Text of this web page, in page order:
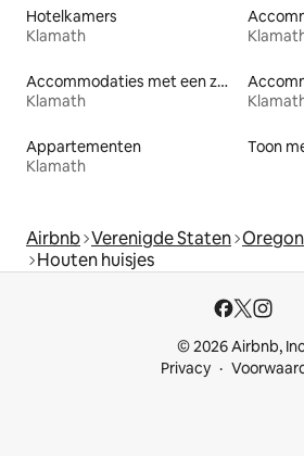
Hotelkamers
Klamath
Accommodaties met een zwembad
Klamath
Appartementen
Klamath
Toon
Airbnb Verenigde Staten Oregon
Houten huisjes
© 2026 Airbnb,
Privacy